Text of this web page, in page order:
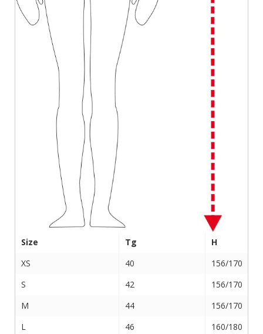
Size Tg
H
XS
40
156/170
S
42
156/170
M
44
156/170
L
46 160/180